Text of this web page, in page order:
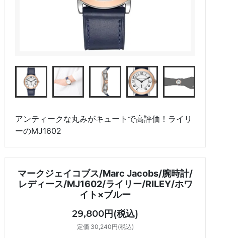
アンティークな丸みがキュートで高評価！ライリ
ーのMJ1602
マークジェイコブス/Marc Jacobs/腕時計/
レディース/MJ1602/ライリー/RILEY/ホワ
イト×ブルー
29,800円(税込)
定価 30,240円(税込)